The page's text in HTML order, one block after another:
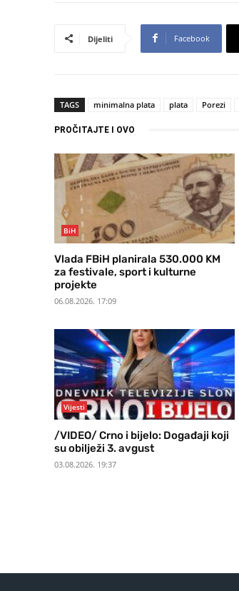
Dijeliti Facebook
TAGS minimalna plata plata Porezi
PROČITAJTE I OVO
BiH
Vlada FBiH planirala 530.000 KM
za festivale, sport i kulturne
projekte
06.08.2026. 17:09
Vijesti
/VIDEO/ Crno i bijelo: Događaji koji
su obilježi 3. avgust
03.08.2026. 19:37